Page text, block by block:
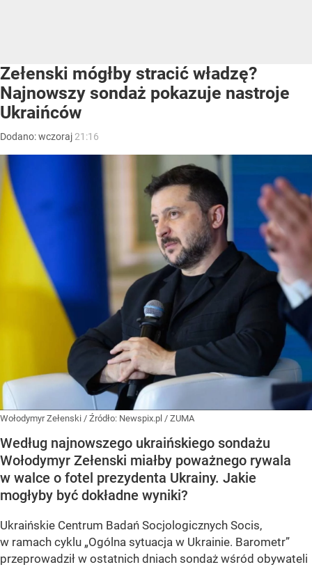
Zełenski mógłby stracić władzę?
Najnowszy sondaż pokazuje nastroje
Ukraińców
Dodano:wczoraj 21:16
Wołodymyr Zełenski / Źródło: Newspix.pl / ZUMA
Według najnowszego ukraińskiego sondażu
Wołodymyr Zełenski miałby poważnego rywala
w walce o fotel prezydenta Ukrainy. Jakie
mogłyby być dokładne wyniki?
Ukraińskie Centrum Badań Socjologicznych Socis,
w ramach cyklu „Ogólna sytuacja w Ukrainie. Barometr”
przeprowadził w ostatnich dniach sondaż wśród obywateli